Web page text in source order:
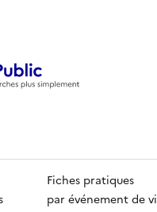
Fiches pratiques
par événement de